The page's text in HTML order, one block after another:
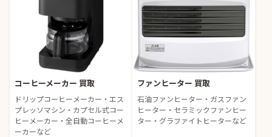
コーヒーメーカー 買取
ドリップコーヒーメーカー・エス
プレッソマシン・カプセル式コー
ヒーメーカー・全自動コーヒーメ
ーカーなど
ファンヒーター 買取
石油ファンヒーター・ガスファン
ヒーター・セラミックファンヒー
ター・グラファイトヒーターなど